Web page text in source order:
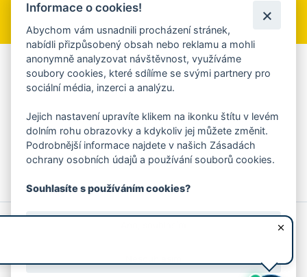
Přihlásit se k odběru
Aplikace Mobilní rozhlas
Chcete dostávat do svého mobilu či mailu upozornění na
ankety, pozvánky na kulturní a sportovní akce?
Více informací o aplikaci
© 2026 Magistrát města Zlína
Prohlášení o používání cookies
Informace o cookies!
Abychom vám usnadnili procházení stránek,
nabídli přizpůsobený obsah nebo reklamu a mohli
anonymně analyzovat návštěvnost, využíváme
soubory cookies, které sdílíme se svými partnery pro
sociální média, inzerci a analýzu.
Jejich nastavení upravíte klikem na ikonku štítu v levém
dolním rohu obrazovky a kdykoliv jej můžete změnit.
Podrobnější informace najdete v našich Zásadách
ochrany osobních údajů a používání souborů cookies.
Souhlasíte s používáním cookies?